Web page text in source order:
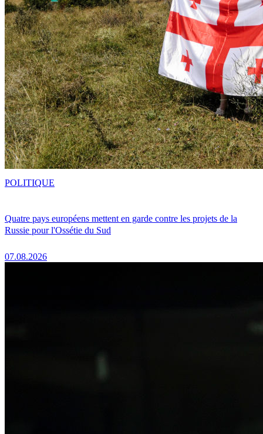
Quatre pays européens mettent en garde contre les projets de la
Russie pour l'Ossétie du Sud
07.08.2026
POLITIQUE